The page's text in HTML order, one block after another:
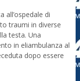
all’ospedale di
traumi in diverse
testa. Una
in eliambulanza al
dopo essere